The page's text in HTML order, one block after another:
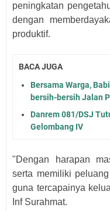
peningkatan
dengan
produktif.
BACA JUGA
Bersama Warga,
bersih-bersih Jalan
Danrem 081/DSJ
Gelombang IV
"Dengan harapan
serta memiliki
guna tercapainya
Inf Surahmat.